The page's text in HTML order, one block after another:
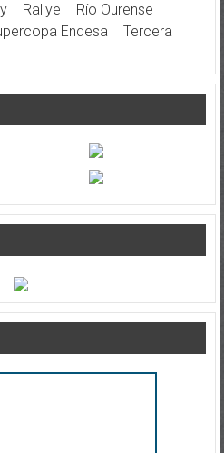
Rallye
Río Ourense
Endesa
Tercera